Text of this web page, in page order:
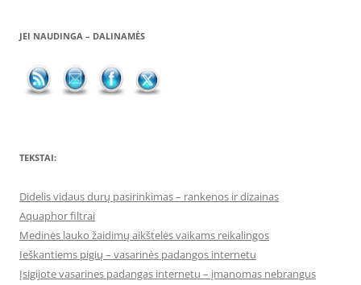
JEI NAUDINGA – DALINAMĖS
TEKSTAI:
Didelis vidaus durų pasirinkimas – rankenos ir dizainas
Aquaphor filtrai
Medinės lauko žaidimų aikštelės vaikams reikalingos
Ieškantiems pigių – vasarinės padangos internetu
Įsigijote vasarines padangas internetu – įmanomas nebrangus